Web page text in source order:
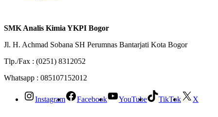
SMK Analis Kimia YKPI Bogor
Jl. H. Achmad Sobana SH Perumnas Bantarjati Kota Bogor
Tlp./Fax : (0251) 8312052
Whatsapp : 085107152012
Instagram Facebook YouTube TikTok X